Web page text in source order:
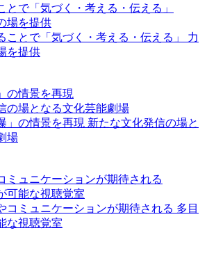
とで「気づく・考える・伝える」
場を提供
の情景を再現
の場となる文化芸能劇場
ミュニケーションが期待される
可能な視聴覚室